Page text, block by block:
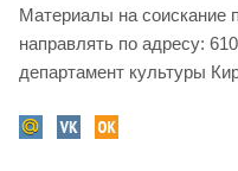
Материалы на соискание
направлять по адресу:
департамент культуры